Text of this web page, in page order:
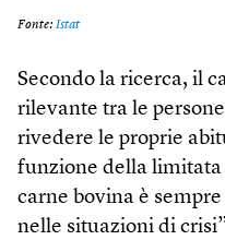
Secondo la ricerca, il
rilevante tra le
rivedere le proprie
funzione della limitata
carne bovina è
nelle situazioni di